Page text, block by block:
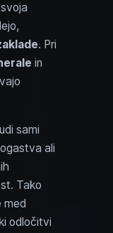
. Pri
in
sami
ali
Tako
med
odločitvi